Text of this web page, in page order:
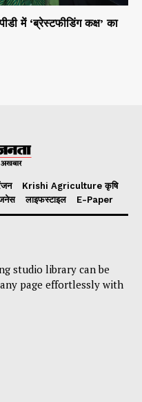
में ‘ब्रेस्टफीडिंग कक्ष’ का
Krishi Agriculture कृषि
लाइफस्टाइल E-Paper
studio library can be
page effortlessly with